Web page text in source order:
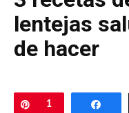
lentejas
de hacer
Pin
1